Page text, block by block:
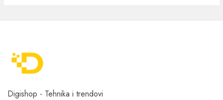
Digishop - Tehnika i trendovi